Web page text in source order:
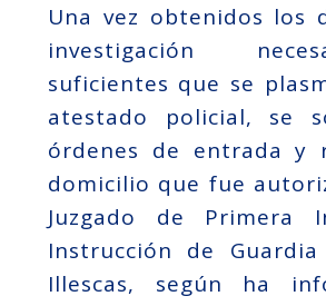
Una vez obtenidos los
investigación
suficientes que se
atestado policial, se
órdenes de entrada y
domicilio que fue
Juzgado de Primera
Instrucción de
Illescas, según ha